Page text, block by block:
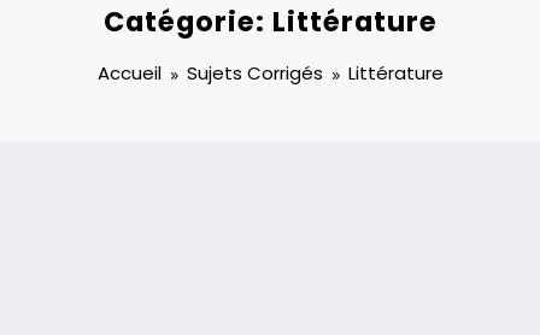
Catégorie: Littérature
Accueil Sujets Corrigés Littérature